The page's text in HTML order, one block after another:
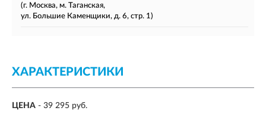
(г. Москва, м. Таганская,
ул. Большие Каменщики, д. 6, стр. 1)
ХАРАКТЕРИСТИКИ
ЦЕНА - 39 295 руб.